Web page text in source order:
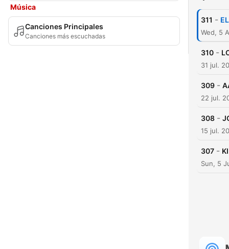
Música
Canciones Principales
Canciones más escuchadas
311 -
Wed, 5
310 -
31 jul.
309 -
22 jul.
308 -
15 jul.
307 -
Sun, 5